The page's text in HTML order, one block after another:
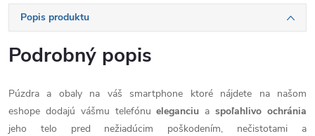
Popis produktu
Podrobný popis
Púzdra a obaly na váš smartphone ktoré nájdete na našom
eshope dodajú vášmu telefónueleganciu aspoľahlivo ochránia
jeho telo pred nežiadúcim poškodením, nečistotami a